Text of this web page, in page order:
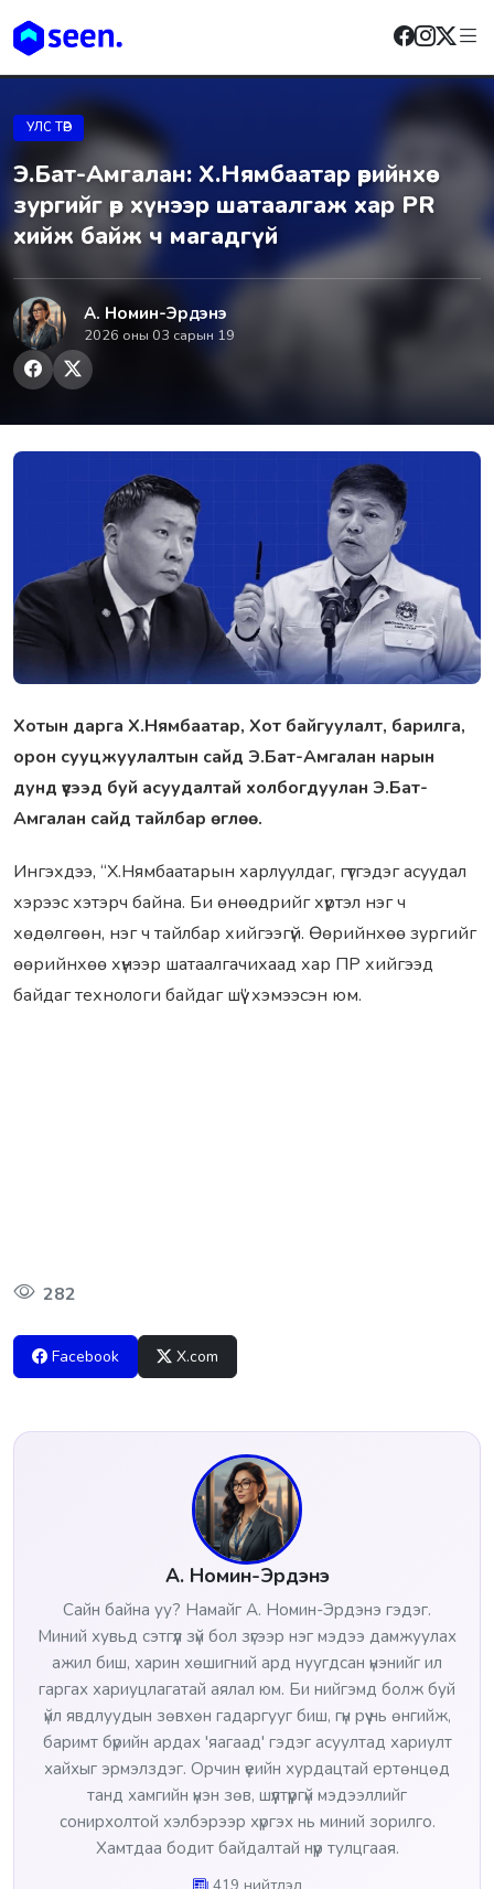
УЛС ТӨР
Э.Бат-Амгалан: Х.Нямбаатар өөрийнхөө
зургийг өөр хүнээр шатаалгаж хар PR
хийж байж ч магадгүй
А. Номин-Эрдэнэ
2026 оны 03 сарын 19
Хотын дарга Х.Нямбаатар, Хот байгуулалт, барилга,
орон сууцжуулалтын сайд Э.Бат-Амгалан нарын
дунд үүсээд буй асуудалтай холбогдуулан Э.Бат-
Амгалан сайд тайлбар өглөө.
Ингэхдээ, “Х.Нямбаатарын харлуулдаг, гүтгэдэг асуудал
хэрээс хэтэрч байна. Би өнөөдрийг хүртэл нэг ч
хөдөлгөөн, нэг ч тайлбар хийгээгүй. Өөрийнхөө зургийг
өөрийнхөө хүнээр шатаалгачихаад хар ПР хийгээд
байдаг технологи байдаг шүү” хэмээсэн юм.
282
Facebook X.com
А. Номин-Эрдэнэ
Сайн байна уу? Намайг А. Номин-Эрдэнэ гэдэг.
Миний хувьд сэтгүүл зүй бол зүгээр нэг мэдээ дамжуулах
ажил биш, харин хөшигний ард нуугдсан үнэнийг ил
гаргах хариуцлагатай аялал юм. Би нийгэмд болж буй
үйл явдлуудын зөвхөн гадаргууг биш, гүн рүү нь өнгийж,
баримт бүрийн ардах 'яагаад' гэдэг асуултад хариулт
хайхыг эрмэлздэг. Орчин үеийн хурдацтай ертөнцөд
танд хамгийн үнэн зөв, шүүлтүүргүй мэдээллийг
сонирхолтой хэлбэрээр хүргэх нь миний зорилго.
Хамтдаа бодит байдалтай нүүр тулцгаая.